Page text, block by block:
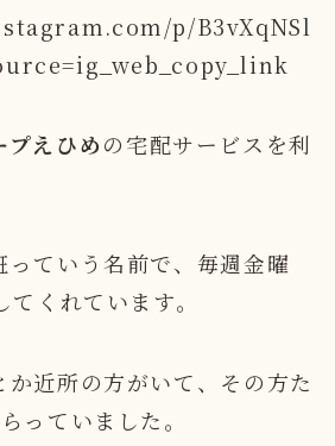
p/B3vXqNSl
プえひめの宅配サービスを利
っていう名前で、毎週金曜
くれています。
近所の方がいて、その方た
っていました。